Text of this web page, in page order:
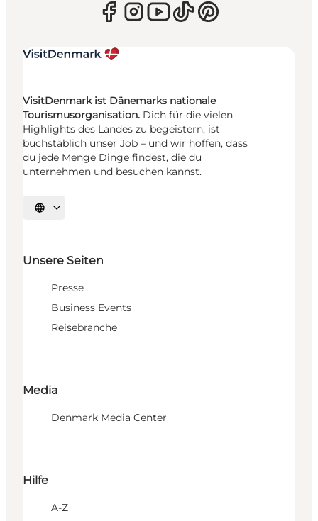
VisitDenmark ist Dänemarks nationale
Tourismusorganisation. Dich für die vielen
Highlights des Landes zu begeistern, ist
buchstäblich unser Job – und wir hoffen, dass
du jede Menge Dinge findest, die du
unternehmen und besuchen kannst.
Sprache auswählen
Unsere Seiten
Presse
Business Events
Reisebranche
Media
Denmark Media Center
Hilfe
A-Z